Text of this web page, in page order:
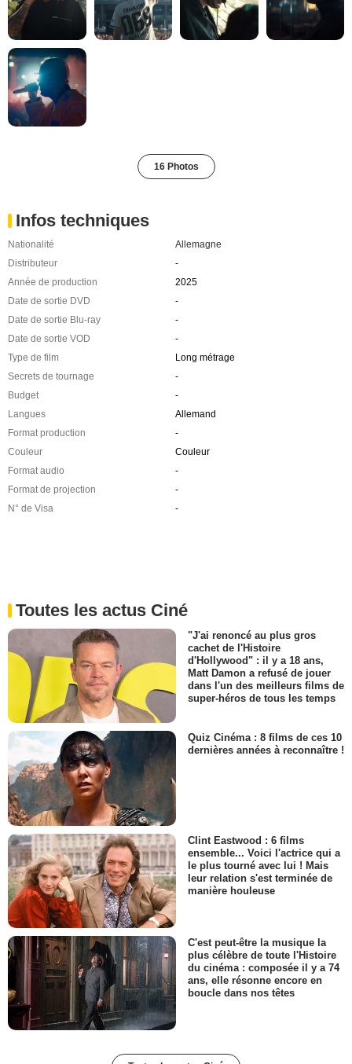
16 Photos
Infos techniques
Nationalité
Allemagne
Distributeur
-
Année de production
2025
Date de sortie DVD
-
Date de sortie Blu-ray
-
Date de sortie VOD
-
Type de film
Long métrage
Secrets de tournage
-
Budget
-
Langues
Allemand
Format production
-
Couleur
Couleur
Format audio
-
Format de projection
-
N° de Visa
-
Toutes les actus Ciné
"J'ai renoncé au plus gros
cachet de l'Histoire
d'Hollywood" : il y a 18 ans,
Matt Damon a refusé de jouer
dans l'un des meilleurs films de
super-héros de tous les temps
Quiz Cinéma : 8 films de ces 10
dernières années à reconnaître !
Clint Eastwood : 6 films
ensemble... Voici l'actrice qui a
le plus tourné avec lui ! Mais
leur relation s'est terminée de
manière houleuse
C'est peut-être la musique la
plus célèbre de toute l'Histoire
du cinéma : composée il y a 74
ans, elle résonne encore en
boucle dans nos têtes